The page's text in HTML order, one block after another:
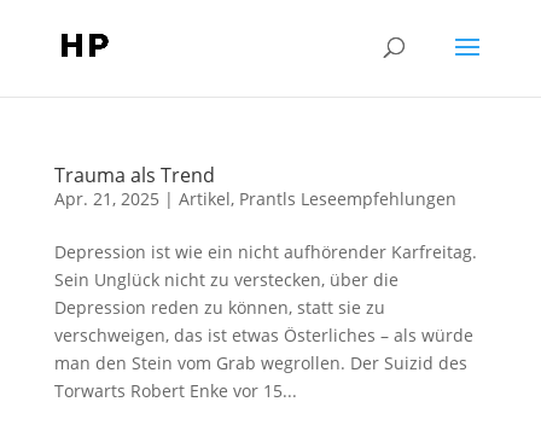
Trauma als Trend
Apr. 21, 2025 | Artikel, Prantls Leseempfehlungen
Depression ist wie ein nicht aufhörender Karfreitag.
Sein Unglück nicht zu verstecken, über die
Depression reden zu können, statt sie zu
verschweigen, das ist etwas Österliches – als würde
man den Stein vom Grab wegrollen. Der Suizid des
Torwarts Robert Enke vor 15...